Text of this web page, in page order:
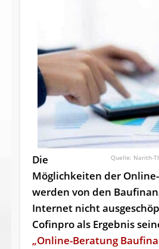
Narith-
Die
Möglichkeiten der
werden von den
Internet nicht
Cofinpro als Ergebnis
„Online-Beratung